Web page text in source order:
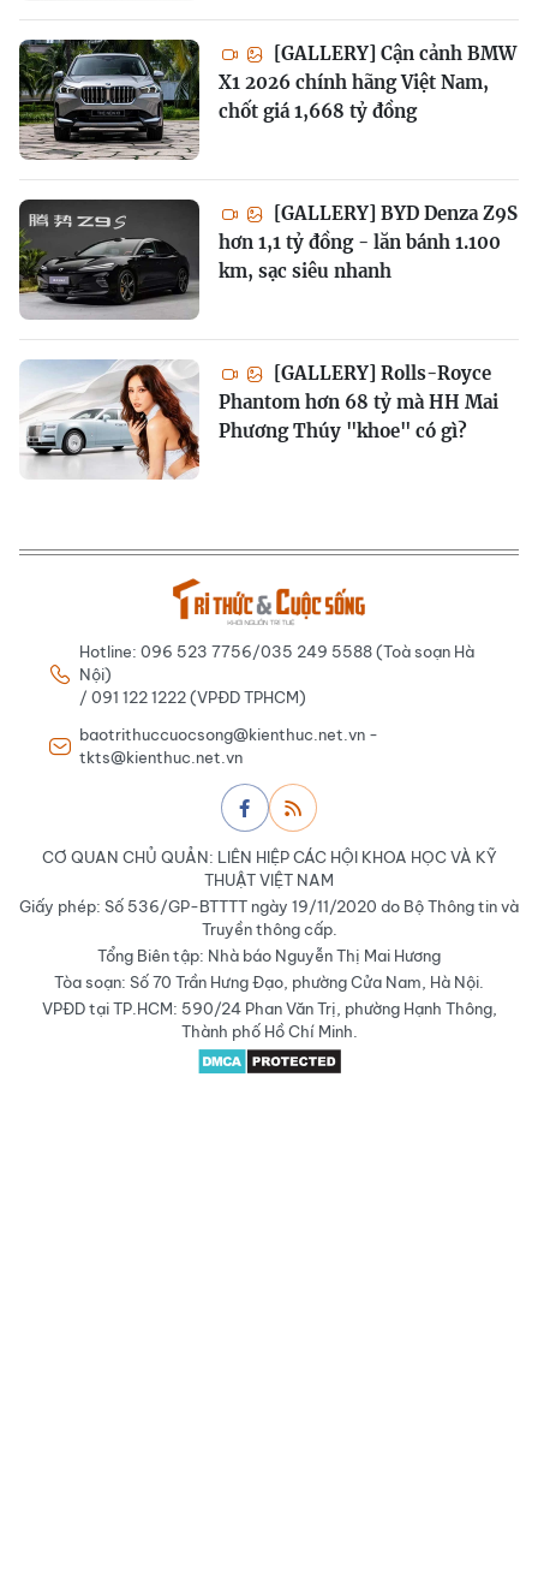
[GALLERY] Cận cảnh BMW
X1 2026 chính hãng Việt Nam,
chốt giá 1,668 tỷ đồng
[GALLERY] BYD Denza Z9S
hơn 1,1 tỷ đồng - lăn bánh 1.100
km, sạc siêu nhanh
[GALLERY] Rolls-Royce
Phantom hơn 68 tỷ mà HH Mai
Phương Thúy "khoe" có gì?
Hotline: 096 523 7756/035 249 5588 (Toà soạn Hà
Nội)
/ 091 122 1222 (VPĐD TPHCM)
baotrithuccuocsong@kienthuc.net.vn -
tkts@kienthuc.net.vn
CƠ QUAN CHỦ QUẢN: LIÊN HIỆP CÁC HỘI KHOA HỌC VÀ KỸ
THUẬT VIỆT NAM
Giấy phép: Số 536/GP-BTTTT ngày 19/11/2020 do Bộ Thông tin và
Truyền thông cấp.
Tổng Biên tập: Nhà báo Nguyễn Thị Mai Hương
Tòa soạn: Số 70 Trần Hưng Đạo, phường Cửa Nam, Hà Nội.
VPĐD tại TP.HCM: 590/24 Phan Văn Trị, phường Hạnh Thông,
Thành phố Hồ Chí Minh.